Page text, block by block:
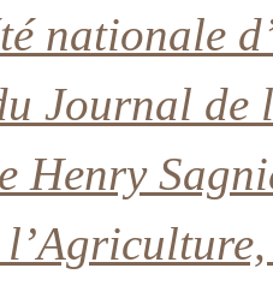
nationale
Journal de
Henry